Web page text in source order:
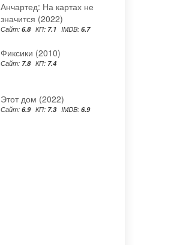
Анчартед: На картах не
значится (2022)
Сайт: 6.8 КП: 7.1 IMDB: 6.7
Фиксики (2010)
Сайт: 7.8 КП: 7.4
Этот дом (2022)
Сайт: 6.9 КП: 7.3 IMDB: 6.9